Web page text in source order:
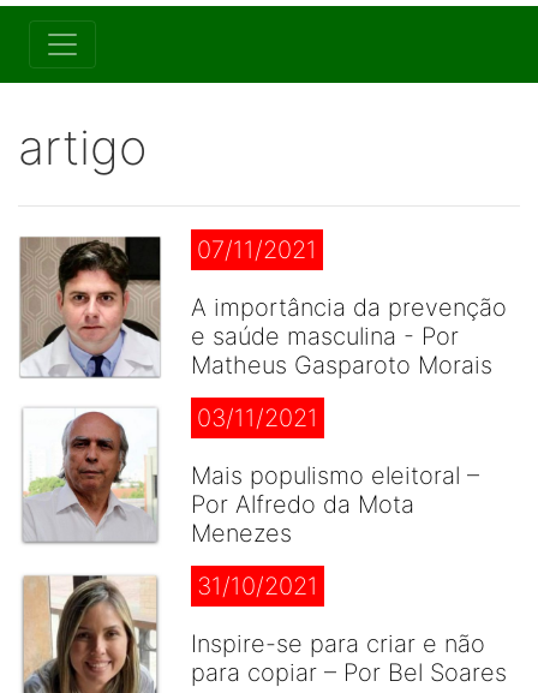
artigo
07/11/2021
A importância da prevenção
e saúde masculina - Por
Matheus Gasparoto Morais
03/11/2021
Mais populismo eleitoral –
Por Alfredo da Mota
Menezes
31/10/2021
Inspire-se para criar e não
para copiar – Por Bel Soares